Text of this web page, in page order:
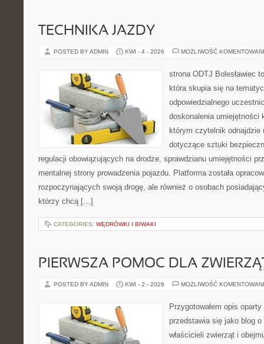
TECHNIKA JAZDY
POSTED BY ADMIN KWI - 4 - 2026 MOŻLIWOŚĆ
strona ODTJ Bolesławiec
która skupia się na
odpowiedzialnego
doskonalenia umiejętności
którym czytelnik odnajdzie
dotyczące sztuki
regulacji obowiązujących na drodze, sprawdzianu umiejętności
mentalnej strony prowadzenia pojazdu. Platforma została
rozpoczynających swoją drogę, ale również o osobach
którzy chcą […]
CATEGORIES: WĘDRÓWKI I BIWAKI
PIERWSZA POMOC DLA
POSTED BY ADMIN KWI - 2 - 2026 MOŻLIWOŚĆ
Przygotowałem opis
przedstawia się jako blog
właścicieli zwierząt i